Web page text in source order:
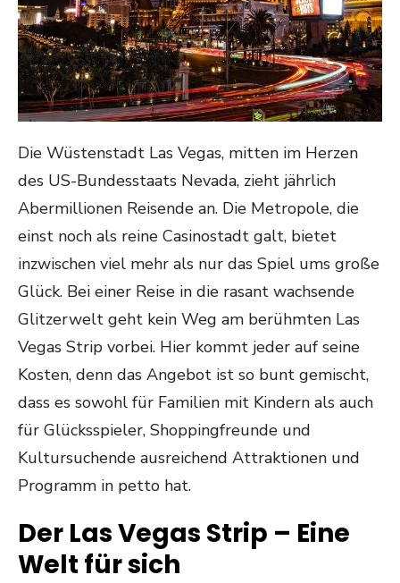
Die Wüstenstadt Las Vegas, mitten im Herzen
des US-Bundesstaats Nevada, zieht jährlich
Abermillionen Reisende an. Die Metropole, die
einst noch als reine Casinostadt galt, bietet
inzwischen viel mehr als nur das Spiel ums große
Glück. Bei einer Reise in die rasant wachsende
Glitzerwelt geht kein Weg am berühmten Las
Vegas Strip vorbei. Hier kommt jeder auf seine
Kosten, denn das Angebot ist so bunt gemischt,
dass es sowohl für Familien mit Kindern als auch
für Glücksspieler, Shoppingfreunde und
Kultursuchende ausreichend Attraktionen und
Programm in petto hat.
Der Las Vegas Strip – Eine
Welt für sich